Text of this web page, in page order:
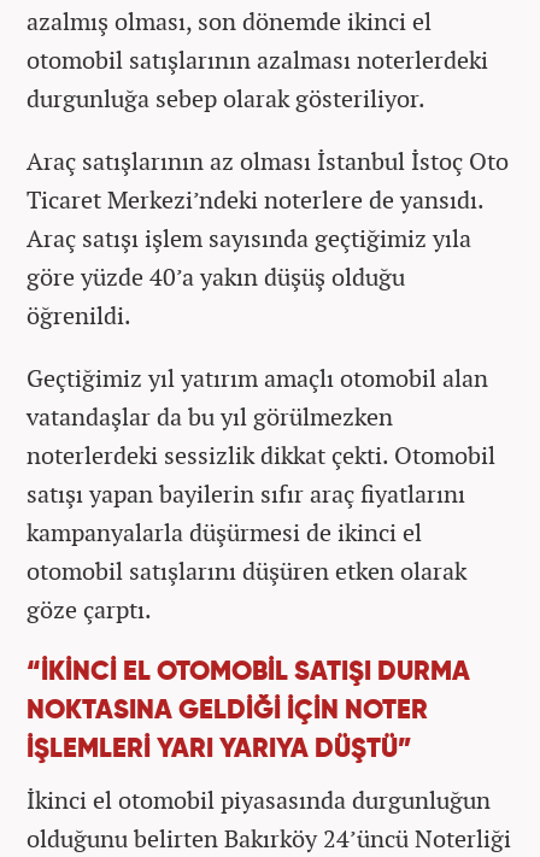
azalmış olması, son dönemde ikinci el
otomobil satışlarının azalması noterlerdeki
durgunluğa sebep olarak gösteriliyor.
Araç satışlarının az olması İstanbul İstoç Oto
Ticaret Merkezi’ndeki noterlere de yansıdı.
Araç satışı işlem sayısında geçtiğimiz yıla
göre yüzde 40’a yakın düşüş olduğu
öğrenildi.
Geçtiğimiz yıl yatırım amaçlı otomobil alan
vatandaşlar da bu yıl görülmezken
noterlerdeki sessizlik dikkat çekti. Otomobil
satışı yapan bayilerin sıfır araç fiyatlarını
kampanyalarla düşürmesi de ikinci el
otomobil satışlarını düşüren etken olarak
göze çarptı.
“İKİNCİ EL OTOMOBİL SATIŞI DURMA
NOKTASINA GELDİĞİ İÇİN NOTER
İŞLEMLERİ YARI YARIYA DÜŞTÜ”
İkinci el otomobil piyasasında durgunluğun
olduğunu belirten Bakırköy 24’üncü Noterliği